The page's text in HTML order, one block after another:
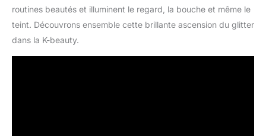
routines beautés et illuminent le regard, la bouche et même le
teint. Découvrons ensemble cette brillante ascension du glitter
dans la K-beauty.